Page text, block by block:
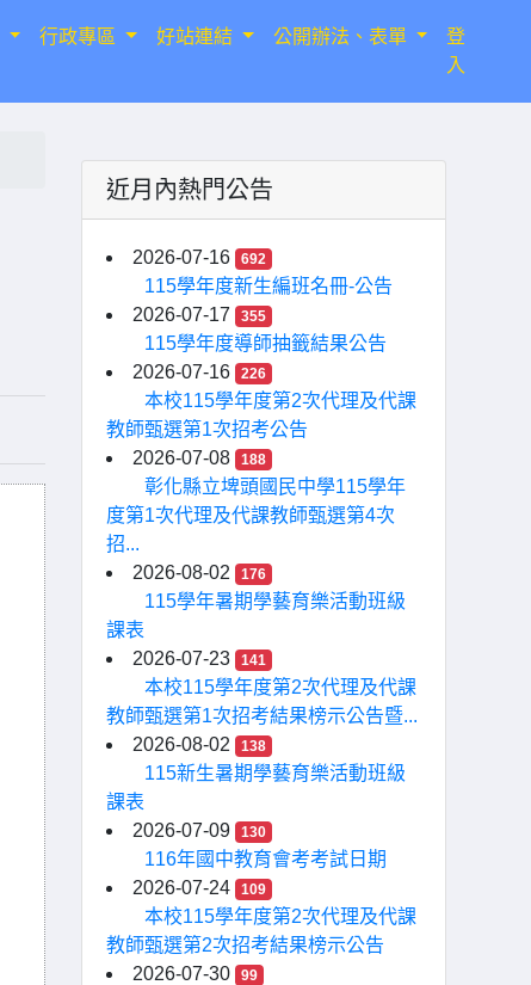
行政專區 好站連結 公開辦法、表單
登
入
近月內熱門公告
2026-07-16 692
115學年度新生編班名冊-公告
2026-07-17
355
115學年度導師抽籤結果公告
2026-07-16
226
本校115學年度第2次代理及代課
教師甄選第1次招考公告
2026-07-08
188
彰化縣立埤頭國民中學115學年
度第1次代理及代課教師甄選第4次
招...
2026-08-02
176
115學年暑期學藝育樂活動班級
課表
2026-07-23
141
本校115學年度第2次代理及代課
教師甄選第1次招考結果榜示公告暨...
2026-08-02
138
115新生暑期學藝育樂活動班級
課表
2026-07-09
130
116年國中教育會考考試日期
2026-07-24
109
本校115學年度第2次代理及代課
教師甄選第2次招考結果榜示公告
2026-07-30
99